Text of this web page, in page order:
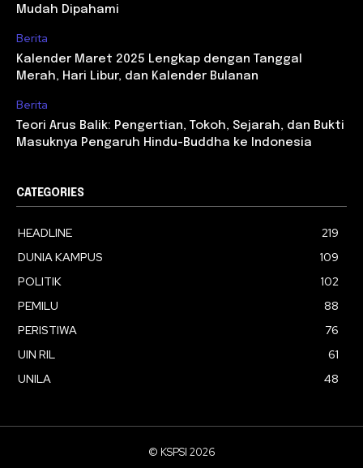
Mudah Dipahami
Berita
Kalender Maret 2025 Lengkap dengan Tanggal
Merah, Hari Libur, dan Kalender Bulanan
Berita
Teori Arus Balik: Pengertian, Tokoh, Sejarah, dan Bukti
Masuknya Pengaruh Hindu-Buddha ke Indonesia
CATEGORIES
HEADLINE
219
DUNIA KAMPUS
109
POLITIK
102
PEMILU
88
PERISTIWA
76
UIN RIL
61
UNILA
48
© KSPSI 2026